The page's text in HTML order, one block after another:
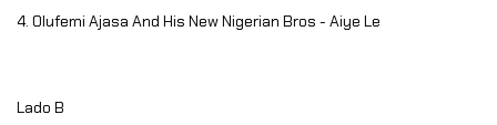
4. Olufemi Ajasa And His New Nigerian Bros - Aiye Le
Lado B